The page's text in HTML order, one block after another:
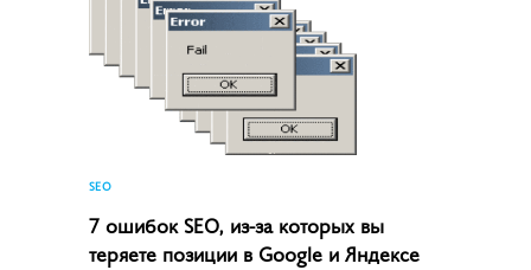
SEO
7 ошибок SEO, из-за которых вы
теряете позиции в Google и Яндексе